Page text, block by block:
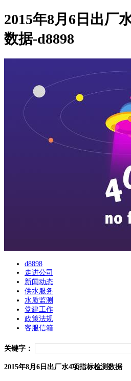
2015年8月6日出厂
数据-d8898
d8898
走进公司
新闻动态
供水服务
水质监测
党建工作
政策法规
客服信箱
关键字：
2015年8月6日出厂水4项指标检测数据